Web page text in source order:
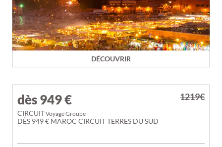
DÉCOUVRIR
dès 949€
CIRCUITVoyage Groupe
DÈS 949 € MAROC CIRCUIT TERRES DU SUD
1219€